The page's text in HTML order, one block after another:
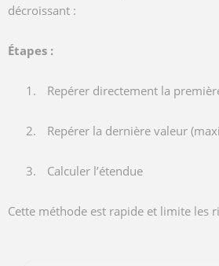
décroissant :
Étapes :
Repérer directement la
Repérer la dernière valeur
Calculer l’étendue
Cette méthode est rapide et limite les